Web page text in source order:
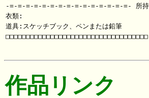
-=-=-=-=-=-=-=-=-=-=-=-=-=-=-=- 所
衣類:
道具:スケッチブック、ペンまたは鉛筆
□□□□□□□□□□□□□□□□□□□□□□□□□□□□□□□□□□□
作品リンク